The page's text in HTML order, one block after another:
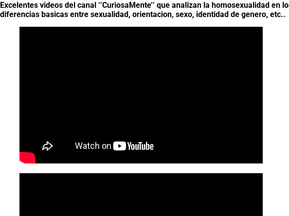
Excelentes videos del canal ‘’CuriosaMente’’ que analizan la homosexualidad
diferencias basicas entre sexualidad, orientacion, sexo, identidad de genero, etc..